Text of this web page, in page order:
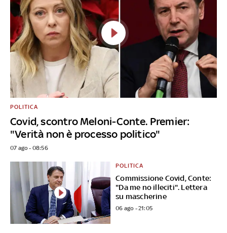
Covid, scontro Meloni-Conte. Premier:
"Verità non è processo politico"
POLITICA
07 ago - 08:56
Commissione Covid, Conte:
"Da me no illeciti". Lettera
su mascherine
POLITICA
06 ago - 21:05